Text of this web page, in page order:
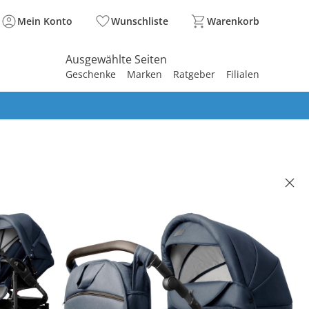
Mein Konto Wunschliste Warenkorb
Ausgewählte Seiten
Geschenke Marken Ratgeber Filialen
€
und zzgl.
Versandkosten
Basis°Punktesammeln